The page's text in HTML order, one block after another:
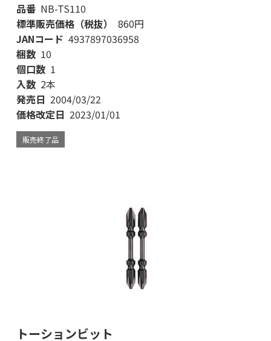
品番 NB-TS110
標準販売価格（税抜）
860円
JANコード 4937897036958
梱数 10
個口数 1
入数 2本
発売日 2004/03/22
価格改定日 2023/01/01
販売終了品
トーションビット